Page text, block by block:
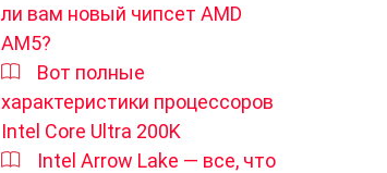
ли вам новый чипсет AMD
AM5?
Вот полные
характеристики процессоров
Intel Core Ultra 200K
Intel Arrow Lake — все, что